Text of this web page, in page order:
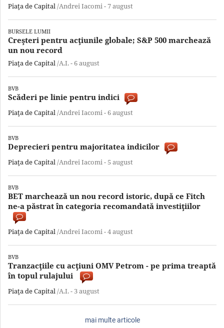
Piaţa de Capital/Andrei Iacomi -7 august
BURSELE LUMII
Creşteri pentru acţiunile globale; S&P 500 marchează
un nou record
Piaţa de Capital/A.I. -6 august
BVB
Scăderi pe linie pentru indici
Piaţa de Capital/Andrei Iacomi -6 august
BVB
Deprecieri pentru majoritatea indicilor
Piaţa de Capital/Andrei Iacomi - 5 august
BVB
BET marchează un nou record istoric, după ce Fitch
ne-a păstrat în categoria recomandată investiţiilor
Piaţa de Capital/Andrei Iacomi -4 august
BVB
Tranzacţiile cu acţiuni OMV Petrom - pe prima treaptă
în topul rulajului
Piaţa de Capital/A.I. - 3 august
mai multe articole